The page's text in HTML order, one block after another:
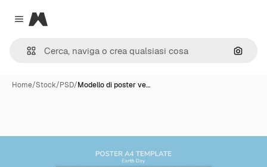
Close menu
Magnific
Cerca
Home/Stock/PSD/Modello di poster ve…